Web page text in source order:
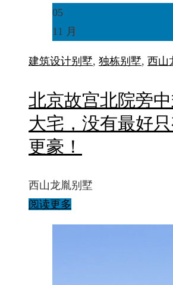
05
11 月
建筑设计别墅, 独栋别墅, 西山
北京故宫北院旁
大宅，没有最好
更豪！
西山龙胤别墅
阅读更多